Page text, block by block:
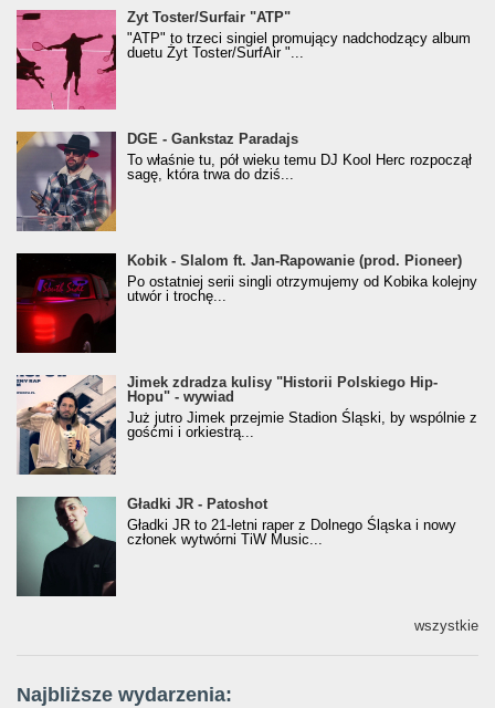
Żyt Toster/SurfAir - ATP VIDEO
Żyt Toster/Surfair "ATP"
"ATP" to trzeci singiel promujący nadchodzący album
duetu Żyt Toster/SurfAir "...
donGURALesko z nagrodą za
Klasyczny/Trueschoolowy Album Roku
(Popkillery 2023)
DGE - Gankstaz Paradajs
To właśnie tu, pół wieku temu DJ Kool Herc rozpoczął
sagę, która trwa do dziś...
Kobik - Slalom ft. Jan-Rapowanie (prod. Pioneer)
[Official Music Visualiser]
Kobik - Slalom ft. Jan-Rapowanie (prod. Pioneer)
Po ostatniej serii singli otrzymujemy od Kobika kolejny
utwór i trochę...
Jimek zdradza kulisy "Historii Polskiego Hip-
Hopu" - wywiad
Jimek zdradza kulisy "Historii Polskiego Hip-
Hopu" - wywiad
Już jutro Jimek przejmie Stadion Śląski, by wspólnie z
gośćmi i orkiestrą...
Gładki JR - Patoshot
Gładki JR - Patoshot
Gładki JR to 21-letni raper z Dolnego Śląska i nowy
członek wytwórni TiW Music...
wszystkie
Najbliższe wydarzenia: